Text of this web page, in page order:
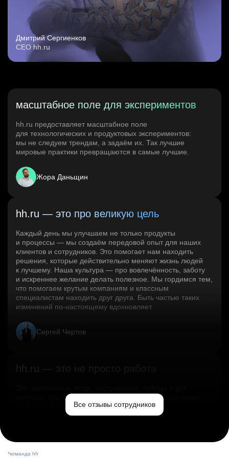
Дмитрий Сергиенков
CEO hh.ru
масштабное поле для экспериментов
hh.ru предоставляет масштабное поле
для технологических и продуктовых экспериментов:
мы не следуем трендам, а задаём их. Так лучшие
мировые практики превращаются в самые лучшие.
Жора Даньщин
hh.ru — это про великую цель
Каждый день мы улучшаем не только продукты
и процессы — мы создаём передовой опыт для наших
клиентов и сотрудников. Это помогает нам находить
решения, которые действительно меняют жизнь людей
к лучшему. Наша культура — про вовлечённость, заботу
и искреннее желание делать полезное. Мы гордимся тем,
что помогаем крутым компаниям и классным
специалистам находить друг друга. Быть частью таких
изменений по‑настоящему вдохновляет.
Сергей Чертов
hh.ru — это не просто работа
свободы. Мы помогаем миру и создаём лучший сервис
по поиску работы в стране.Все отзывы сотрудников
*команда hh